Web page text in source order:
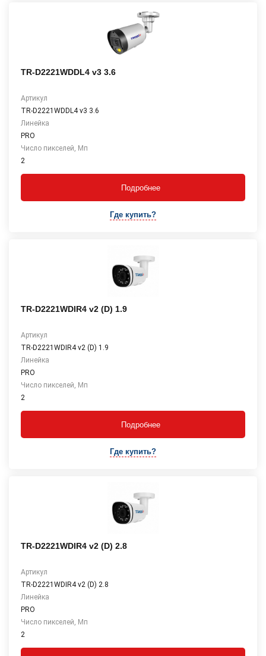
TR-D2221WDDL4 v3 3.6
Артикул
TR-D2221WDDL4 v3 3.6
Линейка
PRO
Число пикселей, Мп
2
Подробнее
Где купить?
TR-D2221WDIR4 v2 (D) 1.9
Артикул
TR-D2221WDIR4 v2 (D) 1.9
Линейка
PRO
Число пикселей, Мп
2
Подробнее
Где купить?
TR-D2221WDIR4 v2 (D) 2.8
Артикул
TR-D2221WDIR4 v2 (D) 2.8
Линейка
PRO
Число пикселей, Мп
2